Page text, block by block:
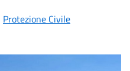
Protezione Civile